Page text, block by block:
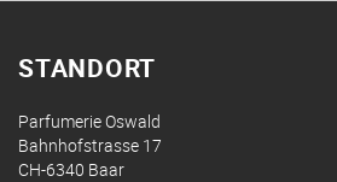
STANDORT
Parfumerie Oswald
Bahnhofstrasse 17
CH-6340 Baar